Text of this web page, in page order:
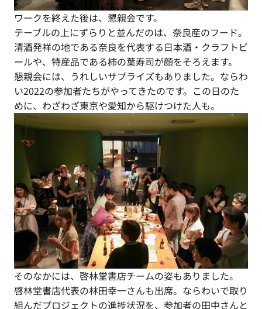
ワークを終えた後は、懇親会です。
テーブルの上にずらりと並んだのは、奈良産のフード。
清酒発祥の地である奈良を代表する日本酒・クラフトビ
ールや、特産品である柿の葉寿司が顔をそろえます。
懇親会には、うれしいサプライズもありました。ならわ
い2022の参加者たちがやってきたのです。この日のた
めに、わざわざ東京や愛知から駆けつけた人も。
そのなかには、啓林堂書店チームの姿もありました。
啓林堂書店代表の林田幸一さんも出席。ならわいで取り
組んだプロジェクトの進捗状況を、参加者の田中さんと